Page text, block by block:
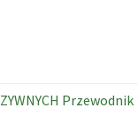
Przewodnik